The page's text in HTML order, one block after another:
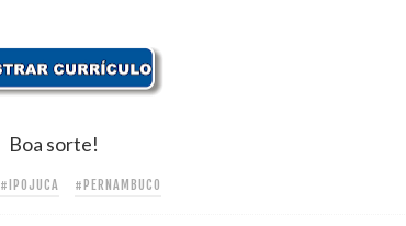
Boa sorte!
#IPOJUCA #PERNAMBUCO